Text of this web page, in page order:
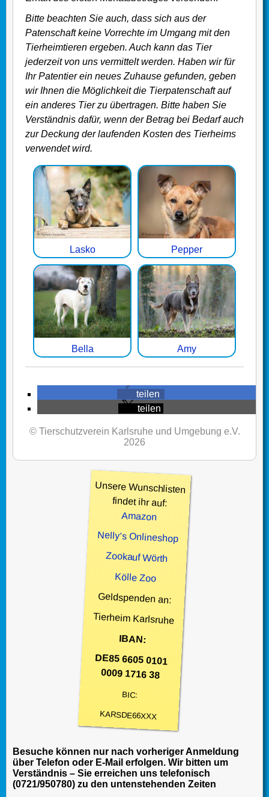
Bitte beachten Sie auch, dass sich aus der
Patenschaft keine Vorrechte im Umgang mit den
Tierheimtieren ergeben. Auch kann das Tier
jederzeit von uns vermittelt werden. Haben wir für
Ihr Patentier ein neues Zuhause gefunden, geben
wir Ihnen die Möglichkeit die Tierpatenschaft auf
ein anderes Tier zu übertragen. Bitte haben Sie
Verständnis dafür, wenn der Betrag bei Bedarf auch
zur Deckung der laufenden Kosten des Tierheims
verwendet wird.
Lasko Pepper
Bella Amy
teilen
teilen
© Tierschutzverein Karlsruhe und Umgebung e.V.
2026
Unsere Wunschlisten
findet ihr auf:
Amazon
Nelly’s Onlineshop
Zookauf Wörth
Kölle Zoo
Geldspenden an:
Tierheim Karlsruhe
IBAN:
DE85 6605 0101
0009 1716 38
BIC:
KARSDE66XXX
Besuche können nur nach vorheriger Anmeldung
über Telefon oder E-Mail erfolgen. Wir bitten um
Verständnis – Sie erreichen uns telefonisch
(0721/950780) zu den untenstehenden Zeiten